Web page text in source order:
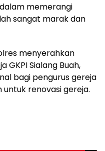
memerangi
sangat marak dan
menyerahkan
GKPI Sialang Buah,
bagi pengurus gereja
renovasi gereja.